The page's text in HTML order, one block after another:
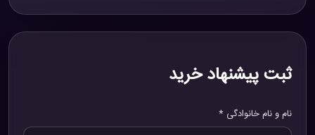
ثبت پیشنهاد خرید
نام و نام خانوادگی *